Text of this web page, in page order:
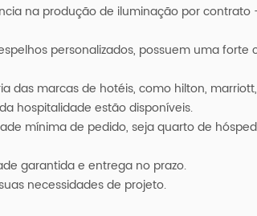
na produção de iluminação por
personalizados, possuem uma
das marcas de hotéis, como hilton,
hospitalidade estão disponíveis.
mínima de pedido, seja quarto de
garantida e entrega no prazo.
necessidades de projeto.